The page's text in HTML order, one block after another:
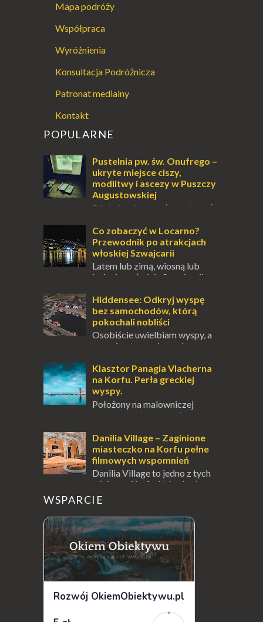
Mapa podróży
Współpraca
Wyróżnienia
Konsultacja Podróżnicza
Patronat medialny
Kontakt
POPULARNE
Pustelnia pw. św. Onufrego –
ukryte miejsce ciszy,
modlitwy i ascezy w Puszczy
Augustowskiej
Dla jednych to może wydawać
przetrwania lub romantycznym życiem. Dla
innych to nieustanne przebywanie z B...
Co zobaczyć w Locarno?
Przewodnik po atrakcjach
włoskiej Szwajcarii
Latem lub zimą, wiosną lub
jesienią, południe Szwajcarii to
odwiedzić. Moja zimowa podróż do
Locarno gwara...
Hiddensee: Odkryj wyspę
bez samochodów, którą
pokochali nobliści
Osobiście uwielbiam wyspy, a
uczucie otoczenia wodą
pośrodku Bałtyku? To zawsze brzmi jak
doskonał...
Klasztor Panagia Vlacherna
na Korfu. Perła greckiej
wyspy.
Położony na malowniczej
wysepce, tuż obok półwyspu
jest jednym z najbardziej rozpoznawalnych
symbo...
Danilia Village – Zaginione
miasteczko na Korfu pełne
filmowych wspomnień
Danilia Village to jedno z tych
miejsc na Korfu, które kryje w
sobie wiele tajemnic i historii, a przy tym
jest doskonale znane miłośnikom f...
WSPARCIE